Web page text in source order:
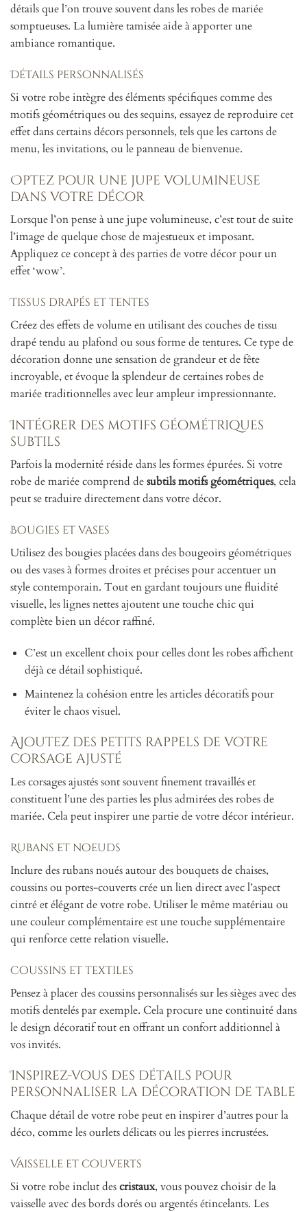
détails que l’on trouve souvent dans les robes de mariée
somptueuses. La lumière tamisée aide à apporter une
ambiance romantique.
Détails personnalisés
Si votre robe intègre des éléments spécifiques comme des
motifs géométriques ou des sequins, essayez de reproduire cet
effet dans certains décors personnels, tels que les cartons de
menu, les invitations, ou le panneau de bienvenue.
Optez pour une jupe volumineuse
dans votre décor
Lorsque l’on pense à une jupe volumineuse, c’est tout de suite
l’image de quelque chose de majestueux et imposant.
Appliquez ce concept à des parties de votre décor pour un
effet ‘wow’.
Tissus drapés et tentes
Créez des effets de volume en utilisant des couches de tissu
drapé tendu au plafond ou sous forme de tentures. Ce type de
décoration donne une sensation de grandeur et de fête
incroyable, et évoque la splendeur de certaines robes de
mariée traditionnelles avec leur ampleur impressionnante.
Intégrer des motifs géométriques
subtils
Parfois la modernité réside dans les formes épurées. Si votre
robe de mariée comprend desubtils motifs géométriques, cela
peut se traduire directement dans votre décor.
Bougies et vases
Utilisez des bougies placées dans des bougeoirs géométriques
ou des vases à formes droites et précises pour accentuer un
style contemporain. Tout en gardant toujours une fluidité
visuelle, les lignes nettes ajoutent une touche chic qui
complète bien un décor raffiné.
C’est un excellent choix pour celles dont les robes affichent
déjà ce détail sophistiqué.
Maintenez la cohésion entre les articles décoratifs pour
éviter le chaos visuel.
Ajoutez des petits rappels de votre
corsage ajusté
Les corsages ajustés sont souvent finement travaillés et
constituent l’une des parties les plus admirées des robes de
mariée. Cela peut inspirer une partie de votre décor intérieur.
Rubans et noeuds
Inclure des rubans noués autour des bouquets de chaises,
coussins ou portes-couverts crée un lien direct avec l’aspect
cintré et élégant de votre robe. Utiliser le même matériau ou
une couleur complémentaire est une touche supplémentaire
qui renforce cette relation visuelle.
Coussins et textiles
Pensez à placer des coussins personnalisés sur les sièges avec des
motifs dentelés par exemple. Cela procure une continuité dans
le design décoratif tout en offrant un confort additionnel à
vos invités.
Inspirez-vous des détails pour
personnaliser la décoration de table
Chaque détail de votre robe peut en inspirer d’autres pour la
déco, comme les ourlets délicats ou les pierres incrustées.
Vaisselle et couverts
Si votre robe inclut descristaux, vous pouvez choisir de la
vaisselle avec des bords dorés ou argentés étincelants. Les